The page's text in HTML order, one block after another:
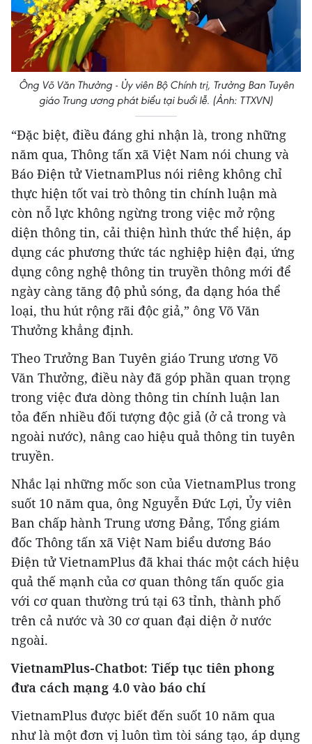
Ông Võ Văn Thưởng - Ủy viên Bộ Chính trị, Trưởng Ban Tuyên
giáo Trung ương phát biểu tại buổi lễ. (Ảnh: TTXVN)
“Đặc biệt, điều đáng ghi nhận là, trong những
năm qua, Thông tấn xã Việt Nam nói chung và
Báo Điện tử VietnamPlus nói riêng không chỉ
thực hiện tốt vai trò thông tin chính luận mà
còn nỗ lực không ngừng trong việc mở rộng
diện thông tin, cải thiện hình thức thể hiện, áp
dụng các phương thức tác nghiệp hiện đại, ứng
dụng công nghệ thông tin truyền thông mới để
ngày càng tăng độ phủ sóng, đa dạng hóa thể
loại, thu hút rộng rãi độc giả,” ông Võ Văn
Thưởng khẳng định.
Theo Trưởng Ban Tuyên giáo Trung ương Võ
Văn Thưởng, điều này đã góp phần quan trọng
trong việc đưa dòng thông tin chính luận lan
tỏa đến nhiều đối tượng độc giả (ở cả trong và
ngoài nước), nâng cao hiệu quả thông tin tuyên
truyền.
Nhắc lại những mốc son của VietnamPlus trong
suốt 10 năm qua, ông Nguyễn Đức Lợi, Ủy viên
Ban chấp hành Trung ương Đảng, Tổng giám
đốc Thông tấn xã Việt Nam biểu dương Báo
Điện tử VietnamPlus đã khai thác một cách hiệu
quả thế mạnh của cơ quan thông tấn quốc gia
với cơ quan thường trú tại 63 tỉnh, thành phố
trên cả nước và 30 cơ quan đại diện ở nước
ngoài.
VietnamPlus-Chatbot: Tiếp tục tiên phong
đưa cách mạng 4.0 vào báo chí
VietnamPlus được biết đến suốt 10 năm qua
như là một đơn vị luôn tìm tòi sáng tạo, áp dụng